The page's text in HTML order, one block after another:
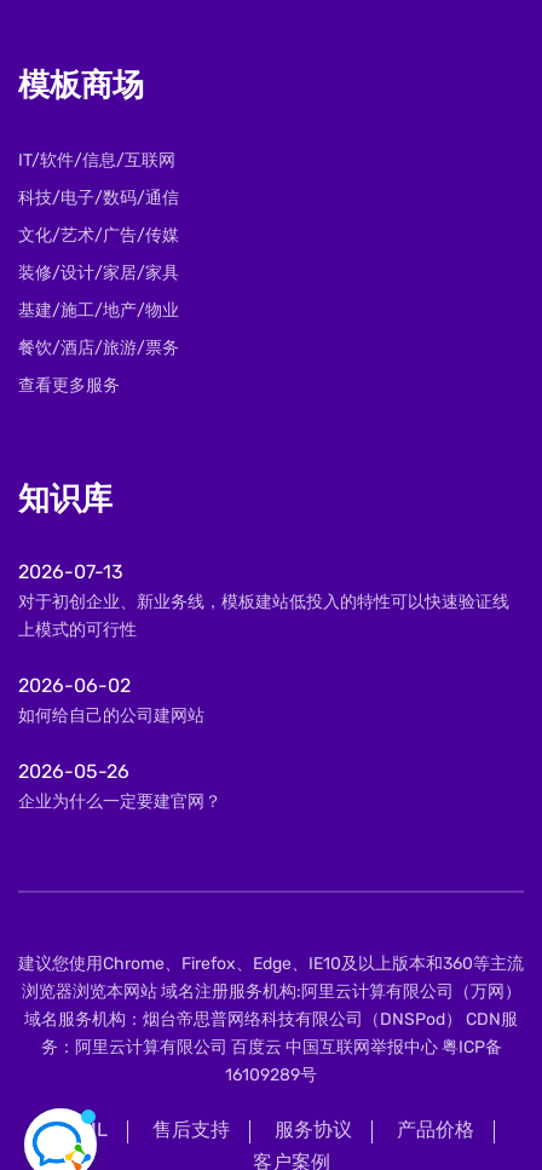
模板商场
IT/软件/信息/互联网
科技/电子/数码/通信
文化/艺术/广告/传媒
装修/设计/家居/家具
基建/施工/地产/物业
餐饮/酒店/旅游/票务
查看更多服务
知识库
2026-07-13
对于初创企业、新业务线，模板建站低投入的特性可以快速验证线
上模式的可行性
2026-06-02
如何给自己的公司建网站
2026-05-26
企业为什么一定要建官网？
建议您使用Chrome、Firefox、Edge、IE10及以上版本和360等主流
浏览器浏览本网站 域名注册服务机构:阿里云计算有限公司（万网）
域名服务机构：烟台帝思普网络科技有限公司（DNSPod） CDN服
务：阿里云计算有限公司 百度云 中国互联网举报中心粤ICP备
16109289号
XML 售后支持 服务协议
产品价格
客户案例